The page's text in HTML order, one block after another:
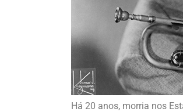
Há 20 anos, morria nos